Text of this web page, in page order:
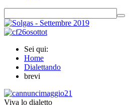
Sei qui:
Home
Dialettando
brevi
Viva lo dialetto